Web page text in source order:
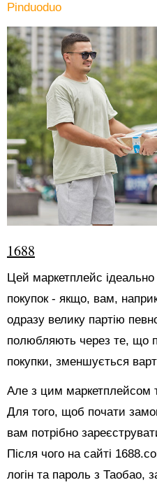
Pinduoduo
1688
Цей маркетплейс
покупок - якщо, вам,
одразу велику партію
полюбляють через те, що
покупки, зменшується
Але з цим маркетплейсом
Для того, щоб почати
вам потрібно
Після чого на сайті
логін та пароль з Таобао,